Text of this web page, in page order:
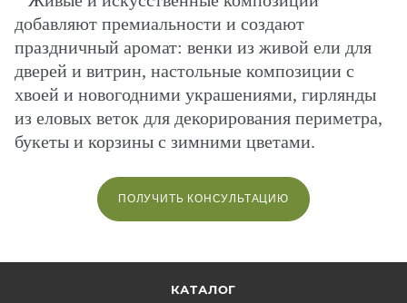
добавляют премиальности и создают
праздничный аромат: венки из живой ели для
дверей и витрин, настольные композиции с
хвоей и новогодними украшениями, гирлянды
из еловых веток для декорирования периметра,
букеты и корзины с зимними цветами.
ПОЛУЧИТЬ КОНСУЛЬТАЦИЮ
КАТАЛОГ